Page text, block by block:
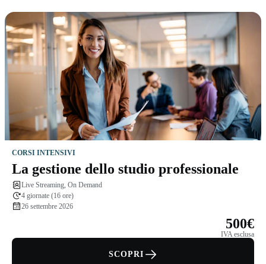
CORSI INTENSIVI
La gestione dello studio professionale
Live Streaming, On Demand
4 giornate (16 ore)
26 settembre 2026
500€
IVA esclusa
SCOPRI